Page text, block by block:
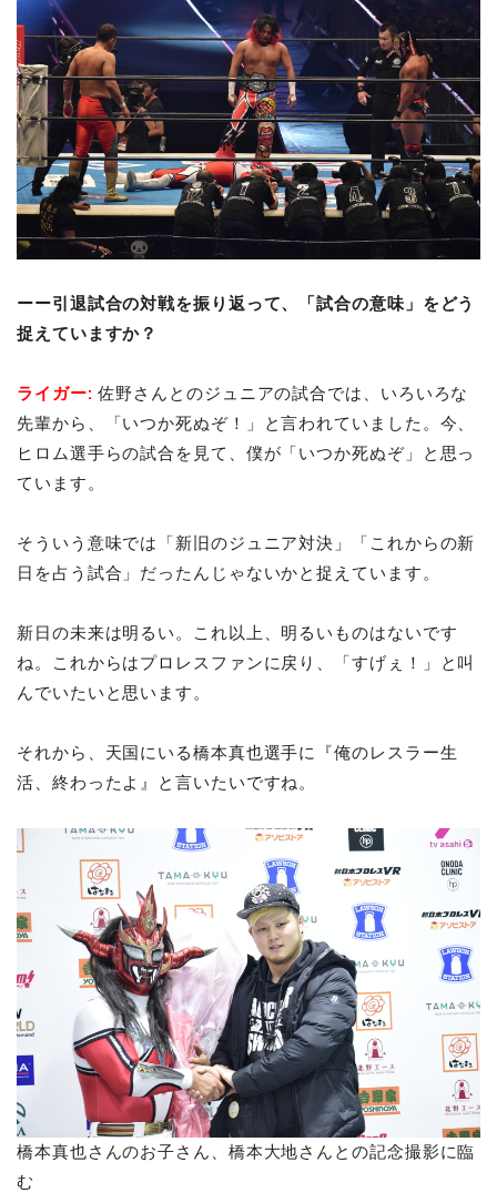
ーー引退試合の対戦を振り返って、「試合の意味」をどう
捉えていますか？
ライガー:佐野さんとのジュニアの試合では、いろいろな
先輩から、「いつか死ぬぞ！」と言われていました。今、
ヒロム選手らの試合を見て、僕が「いつか死ぬぞ」と思っ
ています。
そういう意味では「新旧のジュニア対決」「これからの新
日を占う試合」だったんじゃないかと捉えています。
新日の未来は明るい。これ以上、明るいものはないです
ね。これからはプロレスファンに戻り、「すげぇ！」と叫
んでいたいと思います。
それから、天国にいる橋本真也選手に『俺のレスラー生
活、終わったよ』と言いたいですね。
橋本真也さんのお子さん、橋本大地さんとの記念撮影に臨
む